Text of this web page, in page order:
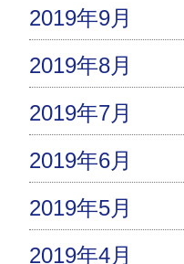
2019年9月
2019年8月
2019年7月
2019年6月
2019年5月
2019年4月